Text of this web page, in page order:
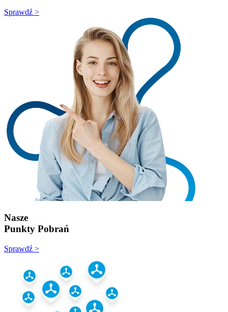
Sprawdź >
Nasze
Punkty Pobrań
Sprawdź >